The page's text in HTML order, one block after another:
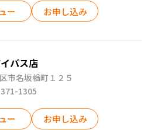
ー お申し込み
パス店
市名坂楢町１２５
1305
ー お申し込み